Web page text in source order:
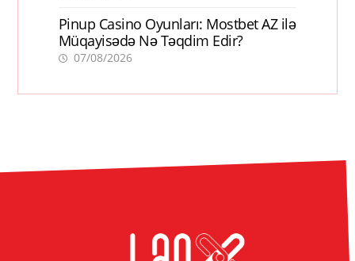
Pinup Casino Oyunları: Mostbet AZ ilə
Müqayisədə Nə Təqdim Edir?
07/08/2026